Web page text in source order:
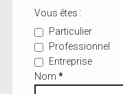
Vous êtes :
Particulier
Professionnel
Entreprise
Nom *